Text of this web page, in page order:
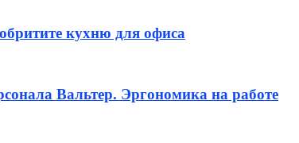
кухню для офиса
Вальтер. Эргономика на работе